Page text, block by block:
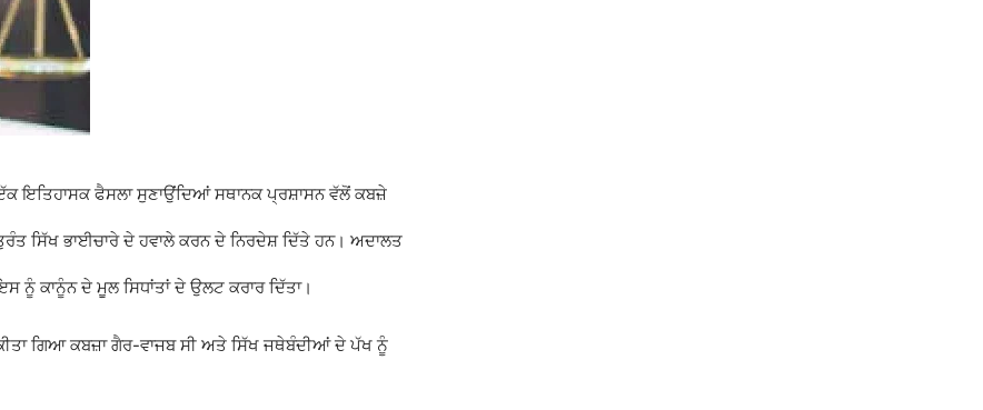
ਇਤਿਹਾਸਕ ਫੈਸਲਾ ਸੁਣਾਉਂਦਿਆਂ ਸਥਾਨਕ ਪ੍ਰਸ਼ਾਸਨ ਵੱਲੋਂ ਕਬਜ਼ੇ
ਸਿੱਖ ਭਾਈਚਾਰੇ ਦੇ ਹਵਾਲੇ ਕਰਨ ਦੇ ਨਿਰਦੇਸ਼ ਦਿੱਤੇ ਹਨ। ਅਦਾਲਤ
ਨੂੰ ਕਾਨੂੰਨ ਦੇ ਮੂਲ ਸਿਧਾਂਤਾਂ ਦੇ ਉਲਟ ਕਰਾਰ ਦਿੱਤਾ।
ਗਿਆ ਕਬਜ਼ਾ ਗੈਰ-ਵਾਜਬ ਸੀ ਅਤੇ ਸਿੱਖ ਜਥੇਬੰਦੀਆਂ ਦੇ ਪੱਖ ਨੂੰ